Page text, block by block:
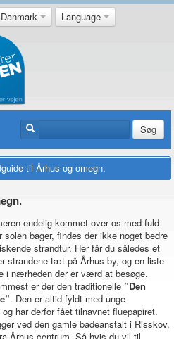
Language
Søg
til Århus og omegn.
endelig kommet over os med fuld
solen bager, findes der ikke noget bedre
strandtur. Her får du således et
strandene tæt på Århus by, og en liste
i nærheden der er værd at besøge.
er der den traditionelle ”Den
. Den er altid fyldt med unge
og har derfor fået tilnavnet fluepapiret.
ved den gamle badeanstalt i Risskov,